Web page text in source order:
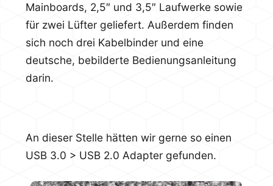
Mainboards, 2,5″ und 3,5″ Laufwerke sowie
für zwei Lüfter geliefert. Außerdem finden
sich noch drei Kabelbinder und eine
deutsche, bebilderte Bedienungsanleitung
darin.
An dieser Stelle hätten wir gerne so einen
USB 3.0 > USB 2.0 Adapter gefunden.